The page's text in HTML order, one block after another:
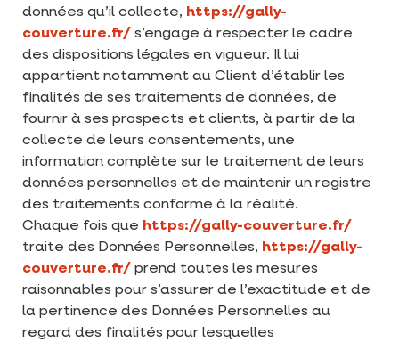
données qu’il collecte, https://gally-
couverture.fr/ s’engage à respecter le cadre
des dispositions légales en vigueur. Il lui
appartient notamment au Client d’établir les
finalités de ses traitements de données, de
fournir à ses prospects et clients, à partir de la
collecte de leurs consentements, une
information complète sur le traitement de leurs
données personnelles et de maintenir un registre
des traitements conforme à la réalité.
Chaque fois que https://gally-couverture.fr/
traite des Données Personnelles, https://gally-
couverture.fr/ prend toutes les mesures
raisonnables pour s’assurer de l’exactitude et de
la pertinence des Données Personnelles au
regard des finalités pour lesquelles